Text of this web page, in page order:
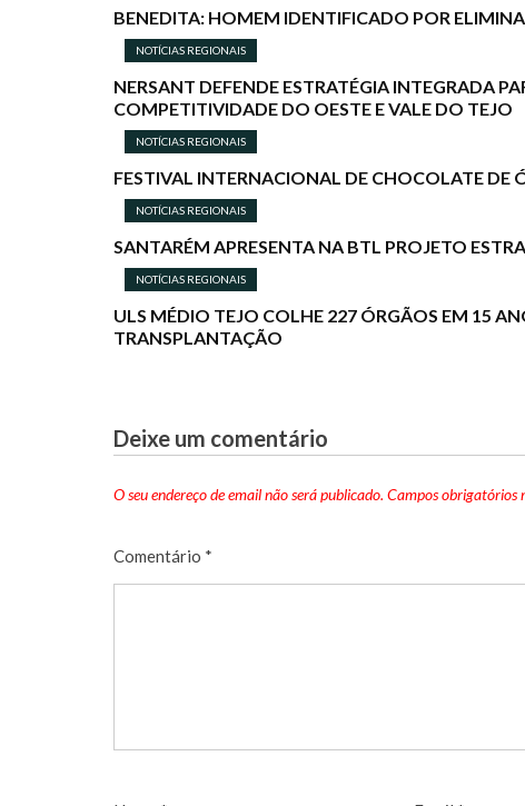
BENEDITA: HOMEM IDENTIFICADO POR
NOTÍCIAS REGIONAIS
NERSANT DEFENDE ESTRATÉGIA INTEGRADA
COMPETITIVIDADE DO OESTE E VALE DO TEJO
NOTÍCIAS REGIONAIS
FESTIVAL INTERNACIONAL DE CHOCOLATE DE
NOTÍCIAS REGIONAIS
SANTARÉM APRESENTA NA BTL PROJETO
NOTÍCIAS REGIONAIS
ULS MÉDIO TEJO COLHE 227 ÓRGÃOS EM 15
TRANSPLANTAÇÃO
Deixe um comentário
O seu endereço de email não será publicado. Campos obrigatórios
Comentário *